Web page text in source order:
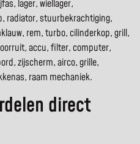
lager, wiellager,
radiator, stuurbekrachtiging,
rem, turbo, cilinderkop, grill,
accu, filter, computer,
zijscherm, airco, grille,
raam mechaniek.
direct